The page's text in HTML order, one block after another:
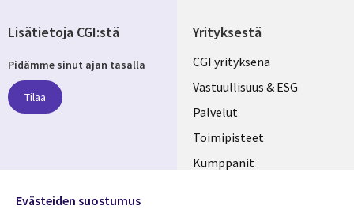
Yrityksestä
Useful
links
FINLAND
CGI yrityksenä
Vastuullisuus & ESG
Palvelut
Toimipisteet
Kumppanit
Lisätietoja CGI:stä
Pidämme sinut ajan tasalla
Tilaa
Evästeiden suostumus